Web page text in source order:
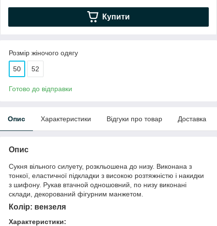
Купити
Розмір жіночого одягу
50 52
Готово до відправки
Опис Характеристики Відгуки про товар Доставка
Опис
Сукня вільного силуету, розкльошена до низу. Виконана з
тонкої, еластичної підкладки з високою розтяжністю і накидки
з шифону. Рукав втачной одношовний, по низу виконані
склади, декорований фігурним манжетом.
Колір: вензеля
Характеристики: